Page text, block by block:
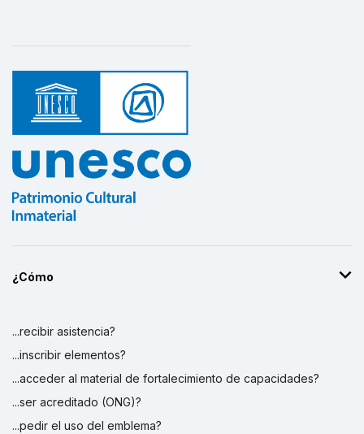
¿Cómo
...recibir asistencia?
...inscribir elementos?
...acceder al material de fortalecimiento de capacidades?
...ser acreditado (ONG)?
...pedir el uso del emblema?